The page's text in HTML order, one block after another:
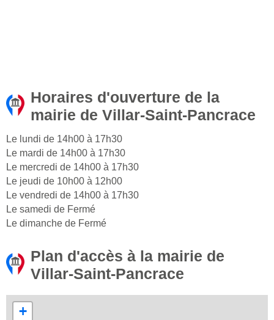
Horaires d'ouverture de la
mairie de Villar-Saint-Pancrace
Le lundi de 14h00 à 17h30
Le mardi de 14h00 à 17h30
Le mercredi de 14h00 à 17h30
Le jeudi de 10h00 à 12h00
Le vendredi de 14h00 à 17h30
Le samedi de Fermé
Le dimanche de Fermé
Plan d'accès à la mairie de
Villar-Saint-Pancrace
+